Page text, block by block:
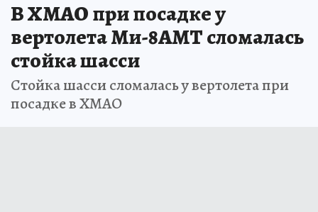
В ХМАО при посадке у
вертолета Ми-8АМТ сломалась
стойка шасси
Стойка шасси сломалась у вертолета при
посадке в ХМАО